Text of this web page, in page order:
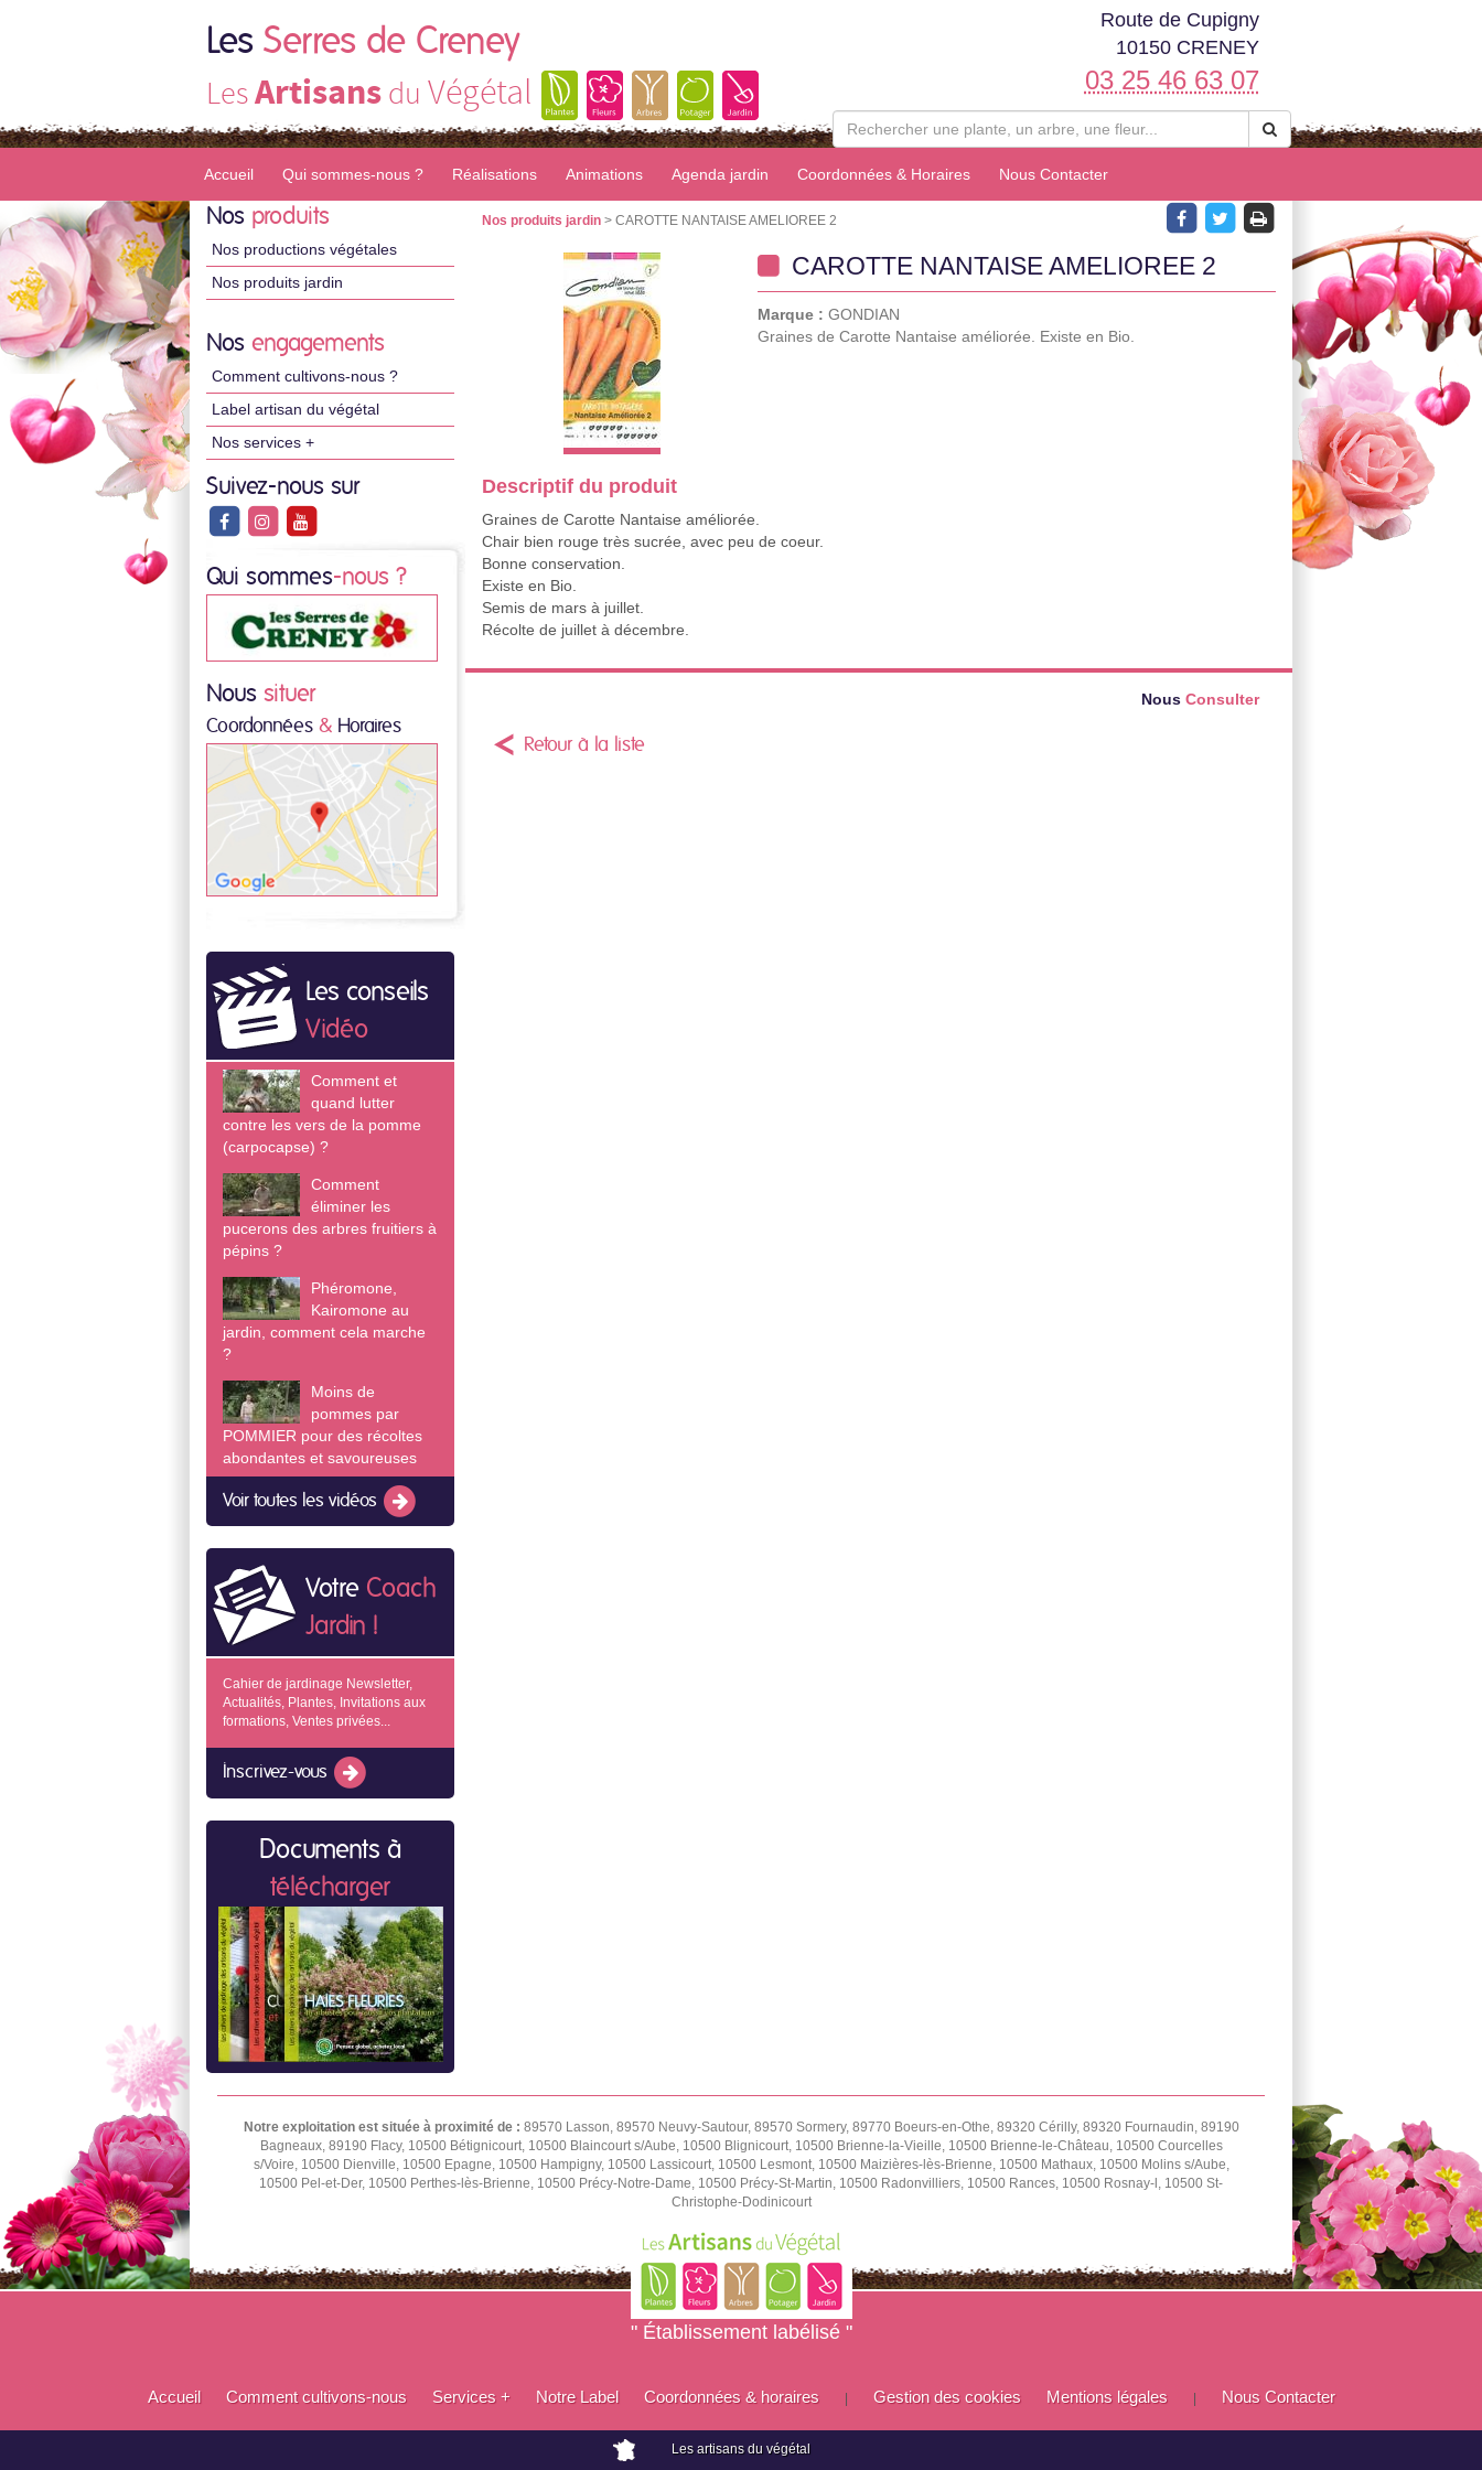
Les Serres de Creney
LesArtisans du Végétal
Route de Cupigny
10150 CRENEY
03 25 46 63 07
Accueil Qui sommes-nous ? Réalisations Animations Agenda jardin Coordonnées & Horaires Nous Contacter
Nos produits
Nos productions végétales
Nos produits jardin
Nos engagements
Comment cultivons-nous ?
Label artisan du végétal
Nos services +
Suivez-nous sur
Qui sommes-nous ?
Nous situer
Coordonnées & Horaires
Les conseils
Vidéo
Comment et
quand lutter
contre les vers de la pomme
(carpocapse) ?
Comment
éliminer les
pucerons des arbres fruitiers à
pépins ?
Phéromone,
Kairomone au
jardin, comment cela marche
?
Moins de
pommes par
POMMIER pour des récoltes
abondantes et savoureuses
Voir toutes les vidéos
Votre Coach
Jardin !
Cahier de jardinage Newsletter,
Actualités, Plantes, Invitations aux
formations, Ventes privées...
Inscrivez-vous
Documents à
télécharger
Nos produits jardin > CAROTTE NANTAISE AMELIOREE 2
CAROTTE NANTAISE AMELIOREE 2
Marque : GONDIAN
Graines de Carotte Nantaise améliorée. Existe en Bio.
Descriptif du produit
Graines de Carotte Nantaise améliorée.
Chair bien rouge très sucrée, avec peu de coeur.
Bonne conservation.
Existe en Bio.
Semis de mars à juillet.
Récolte de juillet à décembre.
Nous Consulter
Retour à la liste
Notre exploitation est située à proximité de : 89570 Lasson, 89570 Neuvy-Sautour, 89570 Sormery, 89770 Boeurs-en-Othe, 89320 Cérilly, 89320 Fournaudin, 89190
Bagneaux, 89190 Flacy, 10500 Bétignicourt, 10500 Blaincourt s/Aube, 10500 Blignicourt, 10500 Brienne-la-Vieille, 10500 Brienne-le-Château, 10500 Courcelles
s/Voire, 10500 Dienville, 10500 Epagne, 10500 Hampigny, 10500 Lassicourt, 10500 Lesmont, 10500 Maizières-lès-Brienne, 10500 Mathaux, 10500 Molins s/Aube,
10500 Pel-et-Der, 10500 Perthes-lès-Brienne, 10500 Précy-Notre-Dame, 10500 Précy-St-Martin, 10500 Radonvilliers, 10500 Rances, 10500 Rosnay-l, 10500 St-
Christophe-Dodinicourt
" Établissement labélisé "
Accueil Comment cultivons-nous Services + Notre Label Coordonnées & horaires Gestion des cookies Mentions légales Nous Contacter
Les artisans du végétal